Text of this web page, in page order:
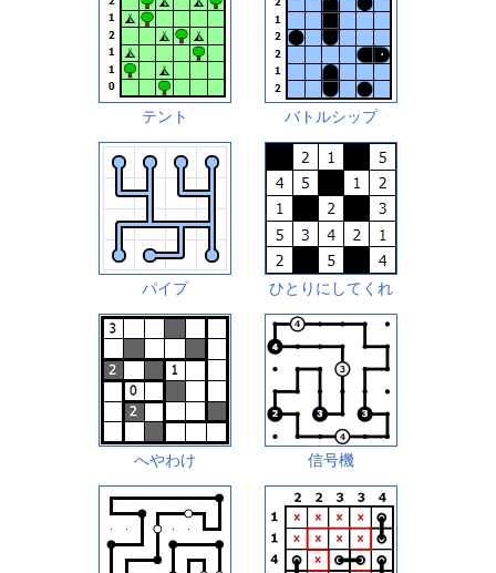
テント バトルシップ
パイプ ひとりにしてくれ
へやわけ 信号機